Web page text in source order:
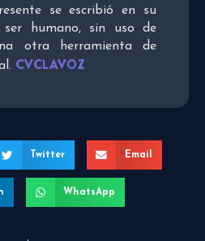
se escribió en su
humano, sin uso de
otra herramienta de
CVCLAVOZ
Twitter Email
WhatsApp